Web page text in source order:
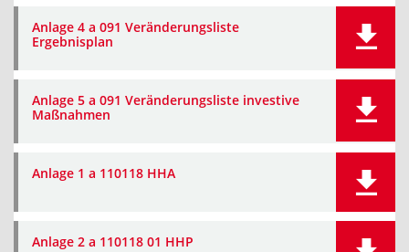
Anlage 4 a 091 Veränderungsliste
Ergebnisplan
Anlage 5 a 091 Veränderungsliste investive
Maßnahmen
Anlage 1 a 110118 HHA
Anlage 2 a 110118 01 HHP